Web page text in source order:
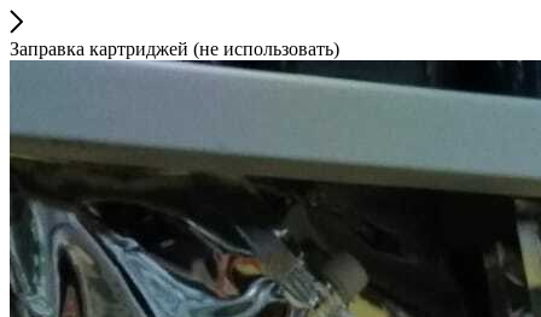
Заправка картриджей (не использовать)